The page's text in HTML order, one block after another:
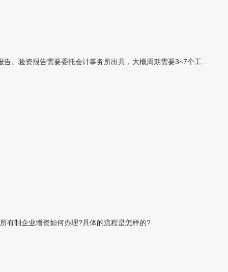
。验资报告需要委托会计事务所出具，大概周期需要3~7个工...
有制企业增资如何办理?具体的流程是怎样的?